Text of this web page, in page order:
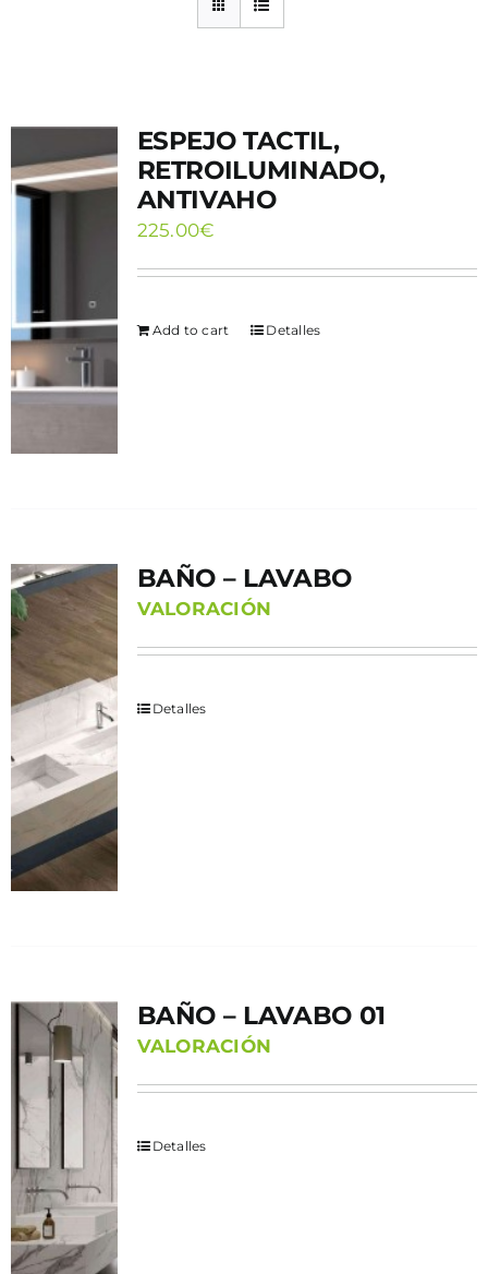
ESPEJO TACTIL,
RETROILUMINADO,
ANTIVAHO
225.00€
Add to cart Detalles
BAÑO – LAVABO
VALORACIÓN
Detalles
BAÑO – LAVABO 01
VALORACIÓN
Detalles